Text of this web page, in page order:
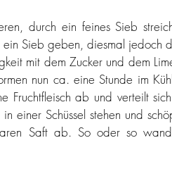
durch ein feines Sieb
Sieb geben, diesmal jedoch
mit dem Zucker und dem
nun ca. eine Stunde im
Fruchtfleisch ab und verteilt
einer Schüssel stehen und
Saft ab. So oder so